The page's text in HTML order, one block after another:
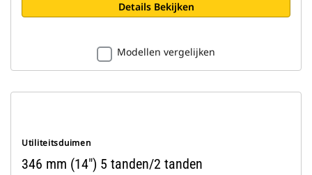
Details Bekijken
Modellen vergelijken
Utiliteitsduimen
346 mm (14") 5 tanden/2 tanden